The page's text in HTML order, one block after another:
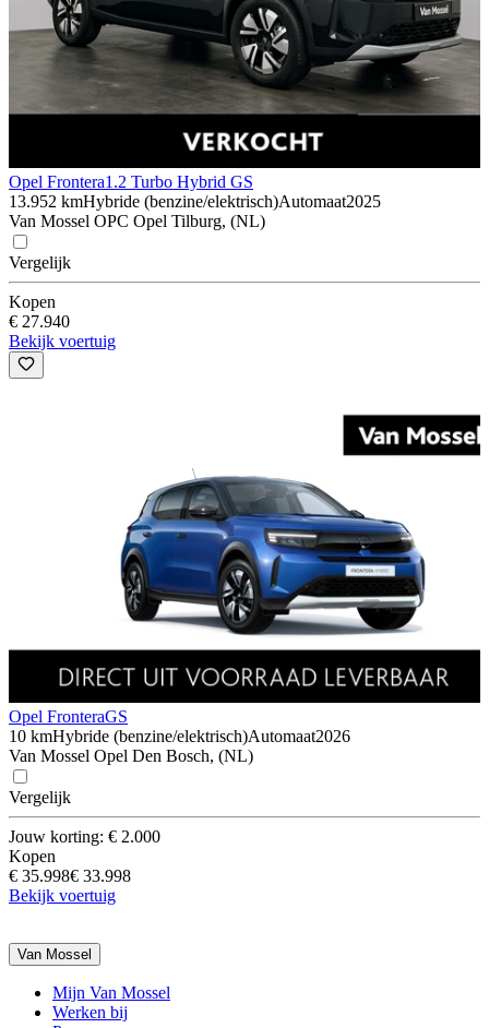
Opel Frontera1.2 Turbo Hybrid GS
13.952 kmHybride (benzine/elektrisch)Automaat2025
Van Mossel OPC Opel Tilburg, (NL)
Vergelijk
Kopen
€ 27.940
Bekijk voertuig
Opel FronteraGS
10 kmHybride (benzine/elektrisch)Automaat2026
Van Mossel Opel Den Bosch, (NL)
Vergelijk
Jouw korting: € 2.000
Kopen
€ 35.998€ 33.998
Bekijk voertuig
Van Mossel
Mijn Van Mossel
Werken bij